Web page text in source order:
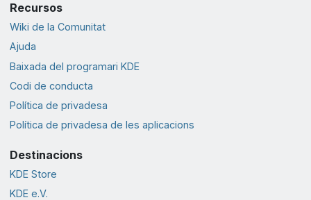
Recursos
Wiki de la Comunitat
Ajuda
Baixada del programari KDE
Codi de conducta
Política de privadesa
Política de privadesa de les aplicacions
Destinacions
KDE Store
KDE e.V.